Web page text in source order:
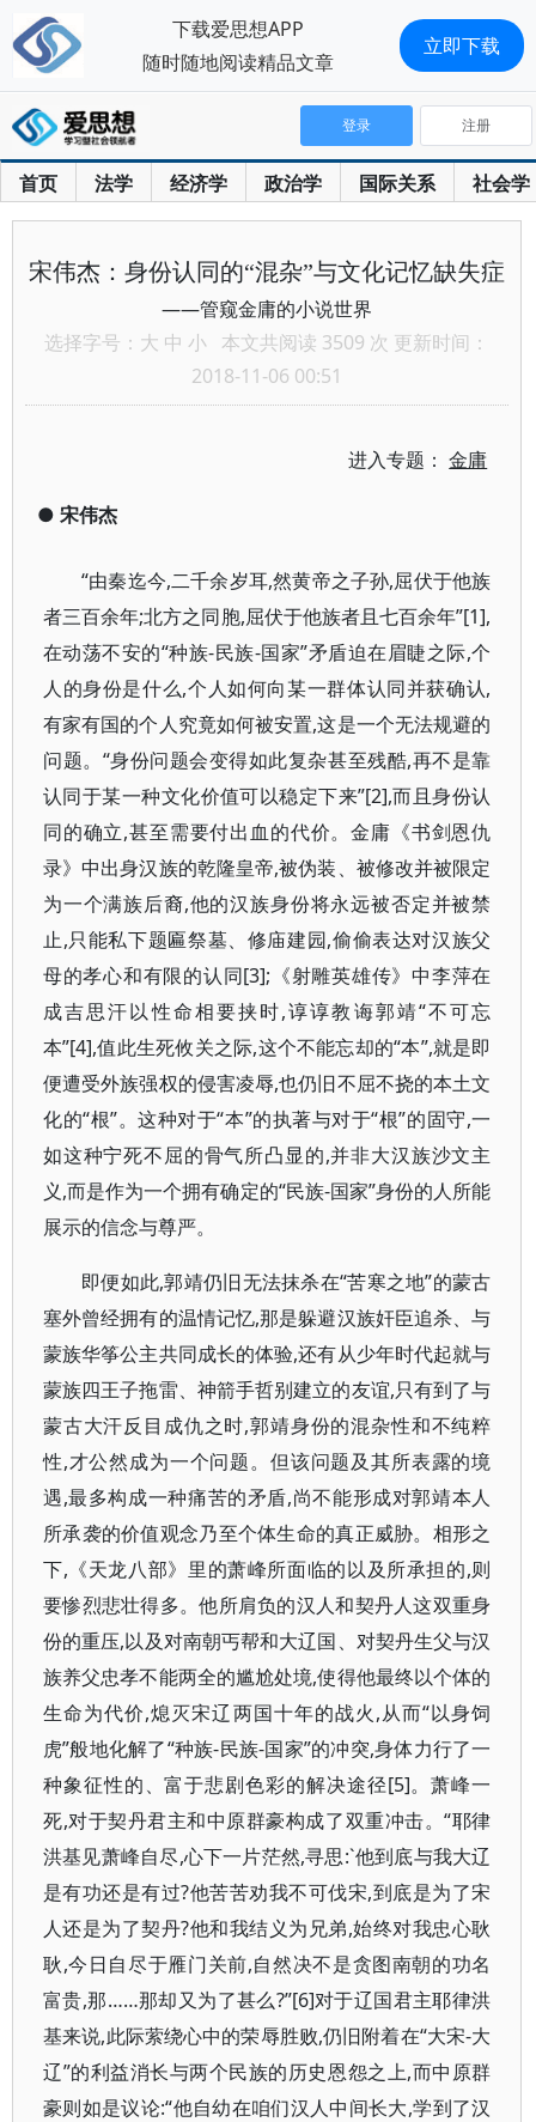
首页 法学 经济学 政治学 国际关系 社会学
登录 注册
宋伟杰：身份认同的“混杂”与文化记忆缺失症
——管窥金庸的小说世界
选择字号： 大 中 小 本文共阅读 3509 次 更新时间：
2018-11-06 00:51
进入专题：金庸
● 宋伟杰
“由秦迄今,二千余岁耳,然黄帝之子孙,屈伏于他族
者三百余年;北方之同胞,屈伏于他族者且七百余年”[1],
在动荡不安的“种族-民族-国家”矛盾迫在眉睫之际,个
人的身份是什么,个人如何向某一群体认同并获确认,
有家有国的个人究竟如何被安置,这是一个无法规避的
问题。“身份问题会变得如此复杂甚至残酷,再不是靠
认同于某一种文化价值可以稳定下来”[2],而且身份认
同的确立,甚至需要付出血的代价。金庸《书剑恩仇
录》中出身汉族的乾隆皇帝,被伪装、被修改并被限定
为一个满族后裔,他的汉族身份将永远被否定并被禁
止,只能私下题匾祭墓、修庙建园,偷偷表达对汉族父
母的孝心和有限的认同[3];《射雕英雄传》中李萍在
成吉思汗以性命相要挟时,谆谆教诲郭靖“不可忘
本”[4],值此生死攸关之际,这个不能忘却的“本”,就是即
便遭受外族强权的侵害凌辱,也仍旧不屈不挠的本土文
化的“根”。这种对于“本”的执著与对于“根”的固守,一
如这种宁死不屈的骨气所凸显的,并非大汉族沙文主
义,而是作为一个拥有确定的“民族-国家”身份的人所能
展示的信念与尊严。
即便如此,郭靖仍旧无法抹杀在“苦寒之地”的蒙古
塞外曾经拥有的温情记忆,那是躲避汉族奸臣追杀、与
蒙族华筝公主共同成长的体验,还有从少年时代起就与
蒙族四王子拖雷、神箭手哲别建立的友谊,只有到了与
蒙古大汗反目成仇之时,郭靖身份的混杂性和不纯粹
性,才公然成为一个问题。但该问题及其所表露的境
遇,最多构成一种痛苦的矛盾,尚不能形成对郭靖本人
所承袭的价值观念乃至个体生命的真正威胁。相形之
下,《天龙八部》里的萧峰所面临的以及所承担的,则
要惨烈悲壮得多。他所肩负的汉人和契丹人这双重身
份的重压,以及对南朝丐帮和大辽国、对契丹生父与汉
族养父忠孝不能两全的尴尬处境,使得他最终以个体的
生命为代价,熄灭宋辽两国十年的战火,从而“以身饲
虎”般地化解了“种族-民族-国家”的冲突,身体力行了一
种象征性的、富于悲剧色彩的解决途径[5]。萧峰一
死,对于契丹君主和中原群豪构成了双重冲击。“耶律
洪基见萧峰自尽,心下一片茫然,寻思:`他到底与我大辽
是有功还是有过?他苦苦劝我不可伐宋,到底是为了宋
人还是为了契丹?他和我结义为兄弟,始终对我忠心耿
耿,今日自尽于雁门关前,自然决不是贪图南朝的功名
富贵,那……那却又为了甚么?”[6]对于辽国君主耶律洪
基来说,此际萦绕心中的荣辱胜败,仍旧附着在“大宋-大
辽”的利益消长与两个民族的历史恩怨之上,而中原群
豪则如是议论:“他自幼在咱们汉人中间长大,学到了汉
下载爱思想APP
随时随地阅读精品文章
立即下载